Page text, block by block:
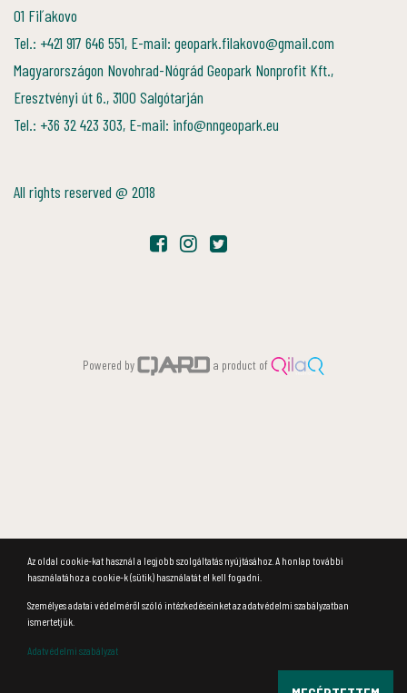
01 Fiľakovo
Tel.: +421 917 646 551, E-mail: geopark.filakovo@gmail.com
Magyarországon Novohrad-Nógrád Geopark Nonprofit Kft.,
Eresztvényi út 6., 3100 Salgótarján
Tel.: +36 32 423 303, E-mail: info@nngeopark.eu
All rights reserved @ 2018
Powered by a product of
Az oldal cookie-kat használ a legjobb szolgáltatás nyújtásához. A honlap további
használatához a cookie-k (sütik) használatát el kell fogadni.
Személyes adatai védelméről szóló intézkedéseinket az adatvédelmi szabályzatban
ismertetjük.
Adatvédelmi szabályzat